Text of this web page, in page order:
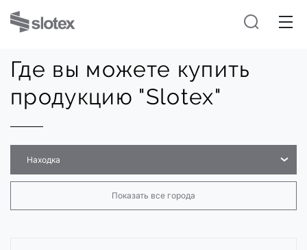
Где вы можете купить
продукцию "Slotex"
Находка
Показать все города